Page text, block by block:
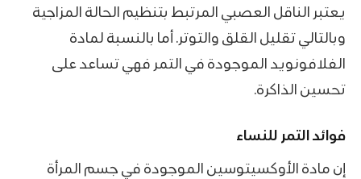
يعتبر الناقل العصبي المرتبط بتنظيم الحالة المزاجية
وبالتالي تقليل القلق والتوتر. أما بالنسبة لمادة
الفلافونويد الموجودة في التمر فهي تساعد على
تحسين الذاكرة.
فوائد التمر للنساء
إن مادة الأوكسيتوسين الموجودة في جسم المرأة